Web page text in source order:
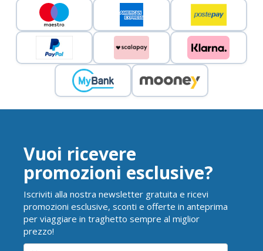
Vuoi ricevere
promozioni esclusive?
Iscriviti alla nostra newsletter gratuita e ricevi
promozioni esclusive, sconti e offerte in anteprima
per viaggiare in traghetto sempre al miglior
prezzo!